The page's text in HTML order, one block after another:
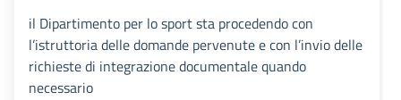
il Dipartimento per lo sport sta procedendo con
l’istruttoria delle domande pervenute e con l’invio delle
richieste di integrazione documentale quando
necessario